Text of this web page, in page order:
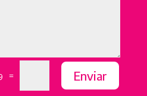
= Enviar